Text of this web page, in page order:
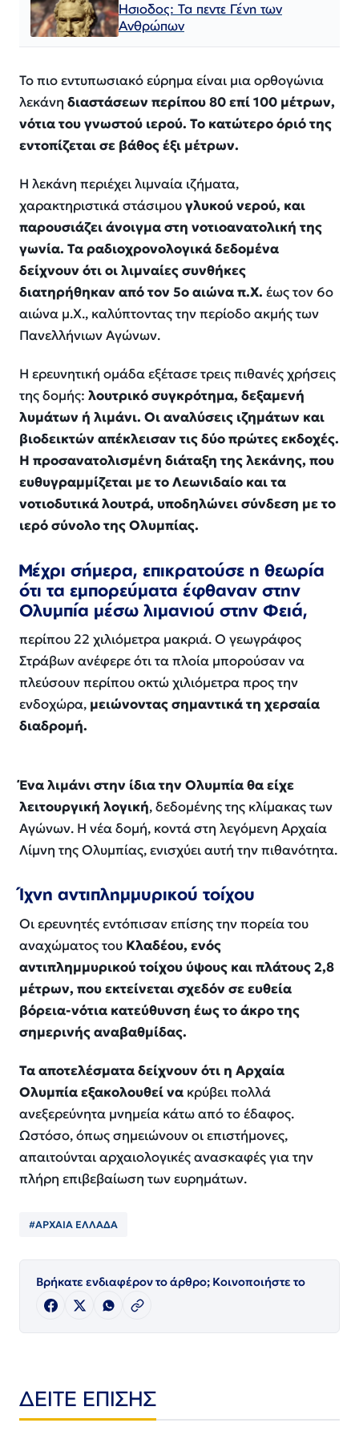
Ησιοδος: Τα πεντε Γένη των
Ανθρώπων
Το πιο εντυπωσιακό εύρημα είναι μια ορθογώνια
λεκάνη διαστάσεων περίπου 80 επί 100 μέτρων,
νότια του γνωστού ιερού. Το κατώτερο όριό της
εντοπίζεται σε βάθος έξι μέτρων.
Η λεκάνη περιέχει λιμναία ιζήματα,
χαρακτηριστικά στάσιμουγλυκού νερού, και
παρουσιάζει άνοιγμα στη νοτιοανατολική της
γωνία. Τα ραδιοχρονολογικά δεδομένα
δείχνουν ότι οι λιμναίες συνθήκες
διατηρήθηκαν από τον 5ο αιώνα π.Χ. έως τον 6ο
αιώνα μ.Χ., καλύπτοντας την περίοδο ακμής των
Πανελλήνιων Αγώνων.
Η ερευνητική ομάδα εξέτασε τρεις πιθανές χρήσεις
της δομής: λουτρικό συγκρότημα, δεξαμενή
λυμάτων ή λιμάνι. Οι αναλύσεις ιζημάτων και
βιοδεικτών απέκλεισαν τις δύο πρώτες εκδοχές.
Η προσανατολισμένη διάταξη της λεκάνης, που
ευθυγραμμίζεται με το Λεωνιδαίο και τα
νοτιοδυτικά λουτρά, υποδηλώνει σύνδεση με το
ιερό σύνολο της Ολυμπίας.
Μέχρι σήμερα, επικρατούσε η θεωρία
ότι τα εμπορεύματα έφθαναν στην
Ολυμπία μέσω λιμανιού στην Φειά,
περίπου 22 χιλιόμετρα μακριά. Ο γεωγράφος
Στράβων ανέφερε ότι τα πλοία μπορούσαν να
πλεύσουν περίπου οκτώ χιλιόμετρα προς την
ενδοχώρα, μειώνοντας σημαντικά τη χερσαία
διαδρομή.
Ένα λιμάνι στην ίδια την Ολυμπία θα είχε
λειτουργική λογική, δεδομένης της κλίμακας των
Αγώνων. Η νέα δομή, κοντά στη λεγόμενη Αρχαία
Λίμνη της Ολυμπίας, ενισχύει αυτή την πιθανότητα.
Ίχνη αντιπλημμυρικού τοίχου
Οι ερευνητές εντόπισαν επίσης την πορεία του
αναχώματος του Κλαδέου, ενός
αντιπλημμυρικού τοίχου ύψους και πλάτους 2,8
μέτρων, που εκτείνεται σχεδόν σε ευθεία
βόρεια-νότια κατεύθυνση έως το άκρο της
σημερινής αναβαθμίδας.
Τα αποτελέσματα δείχνουν ότι η Αρχαία
Ολυμπία εξακολουθεί να κρύβει πολλά
ανεξερεύνητα μνημεία κάτω από το έδαφος.
Ωστόσο, όπως σημειώνουν οι επιστήμονες,
απαιτούνται αρχαιολογικές ανασκαφές για την
πλήρη επιβεβαίωση των ευρημάτων.
#ΑΡΧΑΙΑ ΕΛΛΑΔΑ
Βρήκατε ενδιαφέρον το άρθρο; Κοινοποιήστε το
ΔΕΙΤΕ ΕΠΙΣΗΣ